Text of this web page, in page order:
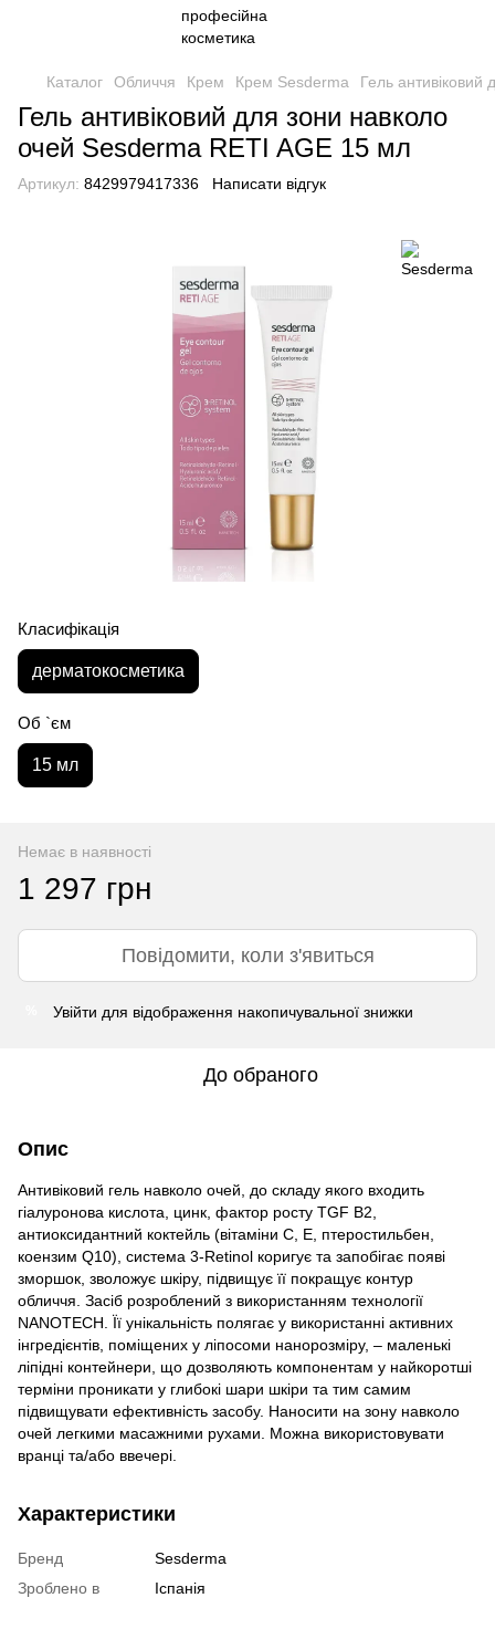
Каталог Обличчя Крем Крем Sesderma Гель
Гель антивіковий для зони навколо
очей Sesderma RETI AGE 15 мл
Артикул: 8429979417336 Написати відгук
Класифікація
дерматокосметика
Об `єм
15 мл
Немає в наявності
1 297 грн
Повідомити, коли з'явиться
Увійти для відображення накопичувальної знижки
До обраного
Опис
Антивіковий гель навколо очей, до складу якого входить
гіалуронова кислота, цинк, фактор росту TGF B2,
антиоксидантний коктейль (вітаміни С, Е, птеростильбен,
коензим Q10), система 3-Retinol коригує та запобігає появі
зморшок, зволожує шкіру, підвищує її покращує контур
обличчя. Засіб розроблений з використанням технології
NANOTECH. Її унікальність полягає у використанні активних
інгредієнтів, поміщених у ліпосоми нанорозміру, – маленькі
ліпідні контейнери, що дозволяють компонентам у найкоротші
терміни проникати у глибокі шари шкіри та тим самим
підвищувати ефективність засобу. Наносити на зону навколо
очей легкими масажними рухами. Можна використовувати
вранці та/або ввечері.
Характеристики
Бренд
Sesderma
Зроблено в
Іспанія